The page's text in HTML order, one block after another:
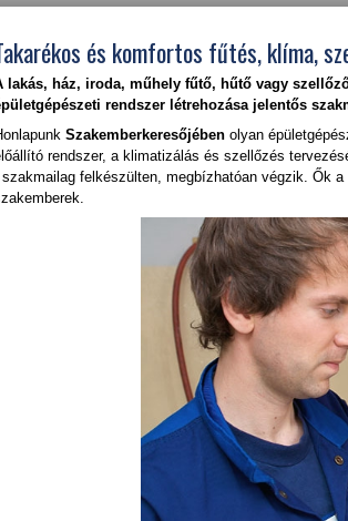
és komfortos fűtés, klíma,
lakás, ház, iroda, műhely fűtő, hűtő vagy
rendszer létrehozása jelentős
Szakemberkeresőjében olyan
rendszer, a klimatizálás és szellőzés
felkészülten, megbízhatóan végzik. Ők